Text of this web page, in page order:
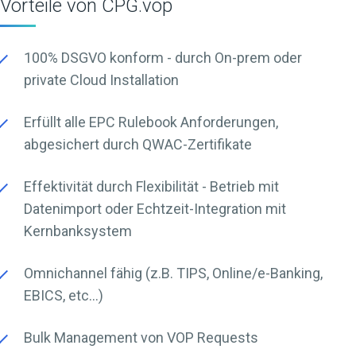
Vorteile von CPG.vop
100% DSGVO konform - durch On-prem oder
private Cloud Installation
Erfüllt alle EPC Rulebook Anforderungen,
abgesichert durch QWAC-Zertifikate
Effektivität durch Flexibilität - Betrieb mit
Datenimport oder Echtzeit-Integration mit
Kernbanksystem
Omnichannel fähig (z.B. TIPS, Online/e-Banking,
EBICS, etc...)
Bulk Management von VOP Requests